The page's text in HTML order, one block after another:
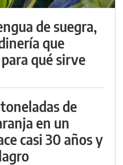
de suegra,
que
qué sirve
de
en un
casi 30 años y